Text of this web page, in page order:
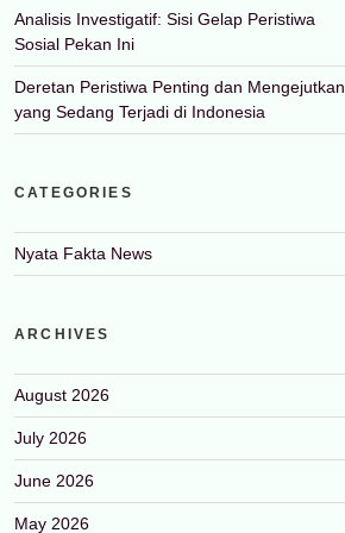
Analisis Investigatif: Sisi Gelap Peristiwa
Sosial Pekan Ini
Deretan Peristiwa Penting dan Mengejutkan
yang Sedang Terjadi di Indonesia
CATEGORIES
Nyata Fakta News
ARCHIVES
August 2026
July 2026
June 2026
May 2026